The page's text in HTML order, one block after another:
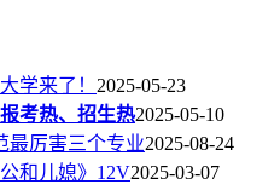
学来了！ 2025-05-23
考热、招生热2025-05-10
最厉害三个专业2025-08-24
和儿媳》12V2025-03-07